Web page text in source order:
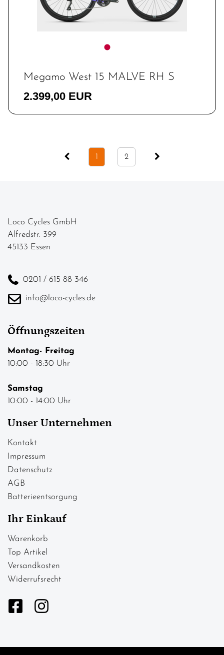
Megamo West 15 MALVE RH S
2.399,00 EUR
1 2
Loco Cycles GmbH
Alfredstr. 399
45133 Essen
0201 / 615 88 346
info@loco-cycles.de
Öffnungszeiten
Montag- Freitag
10:00 - 18:30 Uhr
Samstag
10:00 - 14:00 Uhr
Unser Unternehmen
Kontakt
Impressum
Datenschutz
AGB
Batterieentsorgung
Ihr Einkauf
Warenkorb
Top Artikel
Versandkosten
Widerrufsrecht